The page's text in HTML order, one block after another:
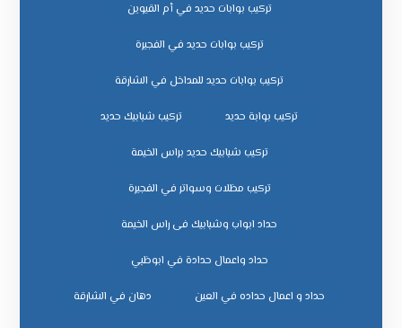
تركيب بوابات حديد في أم القيوين
تركيب بوابات حديد في الفجيرة
تركيب بوابات حديد للمداخل في الشارقة
تركيب بوابة حديد تركيب شبابيك حديد
تركيب شبابيك حديد براس الخيمة
تركيب مظلات وسواتر في الفجيرة
حداد ابواب وشبابيك فى راس الخيمة
حداد واعمال حدادة في ابوظبي
حداد و اعمال حداده في العين دهان في الشارقة